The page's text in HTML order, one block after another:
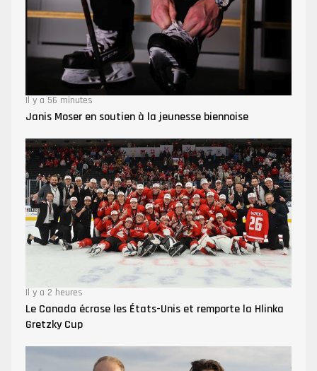
Il y a 56 minutes
Janis Moser en soutien à la jeunesse biennoise
Il y a 2 heures
Le Canada écrase les États-Unis et remporte la Hlinka
Gretzky Cup